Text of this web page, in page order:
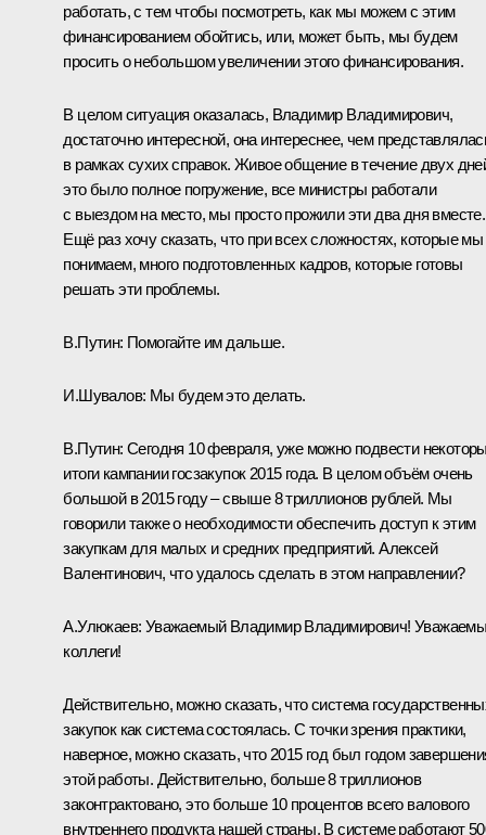
работать, с тем чтобы посмотреть, как мы можем с этим
финансированием обойтись, или, может быть, мы будем
просить о небольшом увеличении этого финансирования.
В целом ситуация оказалась, Владимир Владимирович,
достаточно интересной, она интереснее, чем
в рамках сухих справок. Живое общение в течение двух
это было полное погружение, все министры работали
с выездом на место, мы просто прожили эти два дня вместе.
Ещё раз хочу сказать, что при всех сложностях, которые мы
понимаем, много подготовленных кадров, которые готовы
решать эти проблемы.
В.Путин: Помогайте им дальше.
И.Шувалов: Мы будем это делать.
В.Путин: Сегодня 10 февраля, уже можно подвести
итоги кампании госзакупок 2015 года. В целом объём очень
большой в 2015 году – свыше 8 триллионов рублей. Мы
говорили также о необходимости обеспечить доступ к этим
закупкам для малых и средних предприятий. Алексей
Валентинович, что удалось сделать в этом направлении?
А.Улюкаев: Уважаемый Владимир Владимирович!
коллеги!
Действительно, можно сказать, что система
закупок как система состоялась. С точки зрения практики,
наверное, можно сказать, что 2015 год был годом
этой работы. Действительно, больше 8 триллионов
законтрактовано, это больше 10 процентов всего валового
внутреннего продукта нашей страны. В системе работают